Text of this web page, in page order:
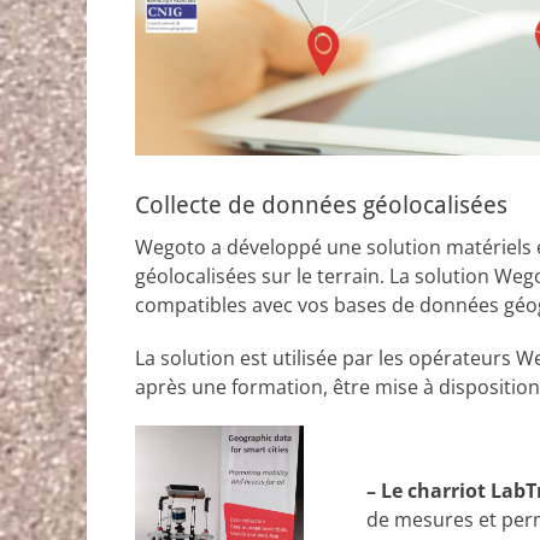
Collecte de données géolocalisées
Wegoto a développé une solution
géolocalisées sur le terrain. La solution
compatibles avec vos bases de données
La solution est utilisée par les opérateurs
après une formation, être mise à
– Le charriot
de mesures et